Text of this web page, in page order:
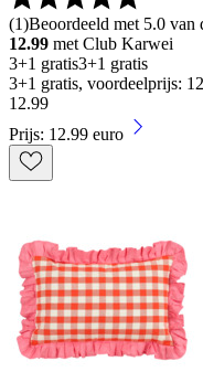
(1)Beoordeeld met 5.0 van
12.99 met Club Karwei
3+1 gratis3+1 gratis
3+1 gratis, voordeelprijs:
12.99
Prijs: 12.99 euro